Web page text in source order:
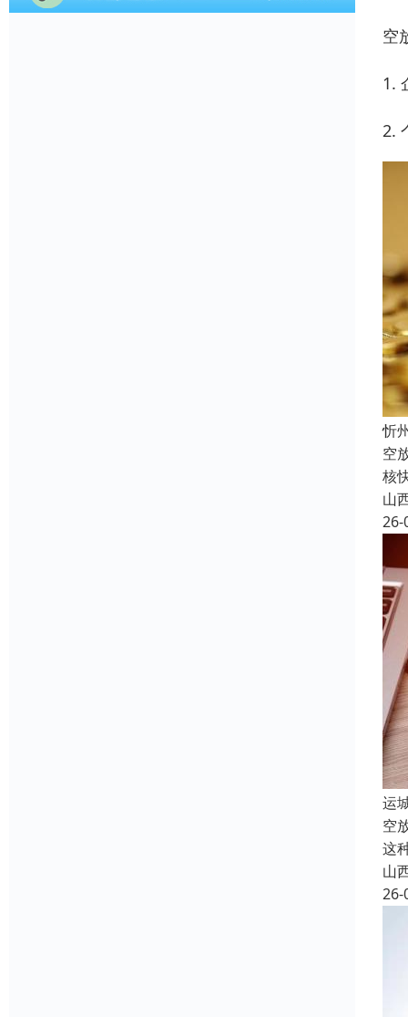
空
1.
2.
忻
空
核
山
26-
运
空
这
山
26-